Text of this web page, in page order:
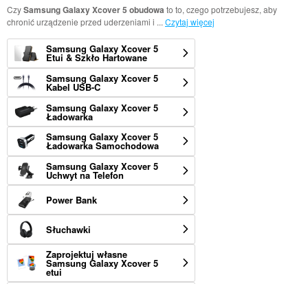
CzySamsung Galaxy Xcover 5 obudowa to to, czego potrzebujesz, aby
chronić urządzenie przed uderzeniami i ... Czytaj więcej
Samsung Galaxy Xcover 5
Etui & Szkło Hartowane
Samsung Galaxy Xcover 5
Kabel USB-C
Samsung Galaxy Xcover 5
Ładowarka
Samsung Galaxy Xcover 5
Ładowarka Samochodowa
Samsung Galaxy Xcover 5
Uchwyt na Telefon
Power Bank
Słuchawki
Zaprojektuj własne
Samsung Galaxy Xcover 5
etui